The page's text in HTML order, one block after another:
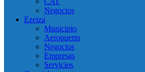
Negocios
Ezeiza
Municipio
Aeropuerto
Negocios
Empresas
Servicios